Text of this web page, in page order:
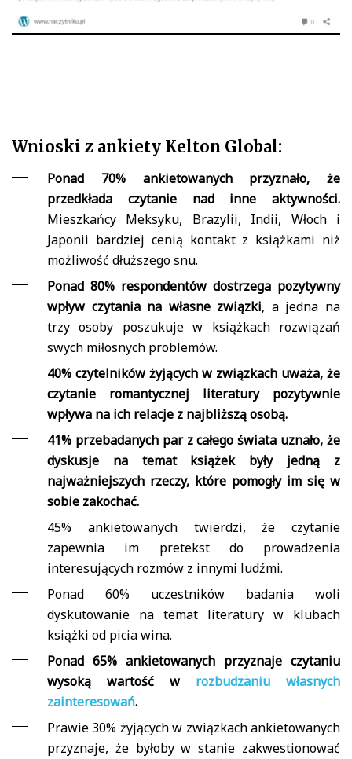
Wnioski z ankiety Kelton Global:
Ponad 70% ankietowanych przyznało, że
przedkłada czytanie nad inne aktywności.
Mieszkańcy Meksyku, Brazylii, Indii, Włoch i
Japonii bardziej cenią kontakt z książkami niż
możliwość dłuższego snu.
Ponad 80% respondentów dostrzega pozytywny
wpływ czytania na własne związki, a jedna na
trzy osoby poszukuje w książkach rozwiązań
swych miłosnych problemów.
40% czytelników żyjących w związkach uważa, że
czytanie romantycznej literatury pozytywnie
wpływa na ich relacje z najbliższą osobą.
41% przebadanych par z całego świata uznało, że
dyskusje na temat książek były jedną z
najważniejszych rzeczy, które pomogły im się w
sobie zakochać.
45% ankietowanych twierdzi, że czytanie
zapewnia im pretekst do prowadzenia
interesujących rozmów z innymi ludźmi.
Ponad 60% uczestników badania woli
dyskutowanie na temat literatury w klubach
książki od picia wina.
Ponad 65% ankietowanych przyznaje czytaniu
wysoką wartość w rozbudzaniu własnych
zainteresowań.
Prawie 30% żyjących w związkach ankietowanych
przyznaje, że byłoby w stanie zakwestionować